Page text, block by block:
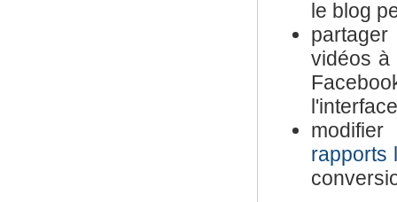
le blog
vidéos
rapports